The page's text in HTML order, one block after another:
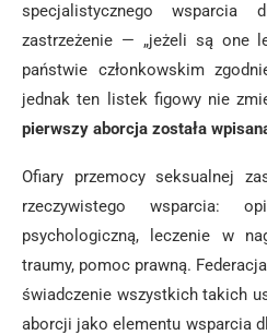
specjalistycznego
zastrzeżenie — „jeżeli są one
państwie członkowskim
jednak ten listek figowy nie
pierwszy aborcja została
Ofiary przemocy seksualnej
rzeczywistego wsparcia:
psychologiczną, leczenie w
traumy, pomoc prawną.
świadczenie wszystkich takich
aborcji jako elementu wsparcia